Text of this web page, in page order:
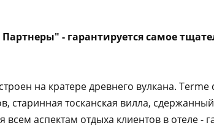
- гарантируется самое
на кратере древнего вулкана. Terme
старинная тосканская вилла,
аспектам отдыха клиентов в отеле -